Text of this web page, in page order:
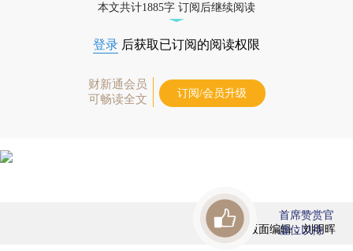
本文共计1885字 订阅后继续阅读
登录 后获取已订阅的阅读权限
财新通会员
可畅读全文
订阅/会员升级
版面编辑：刘明晖
首席赞赏官
虚位以待